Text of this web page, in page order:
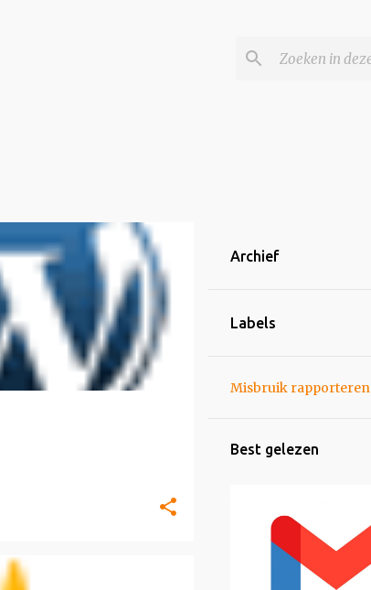
Archief
Labels
Misbruik rapporteren
Best gelezen